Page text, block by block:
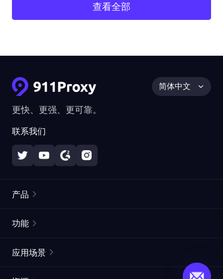
查看全部
更快、更强、更可靠。
联系我们
简体中文
产品
静态住宅代理
功能
应用场景